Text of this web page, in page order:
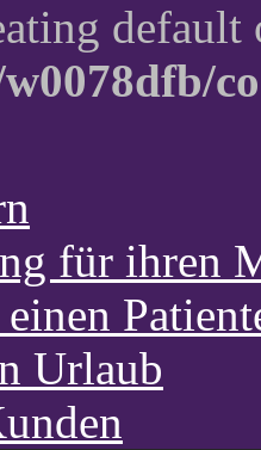
für ihren
Urlaub